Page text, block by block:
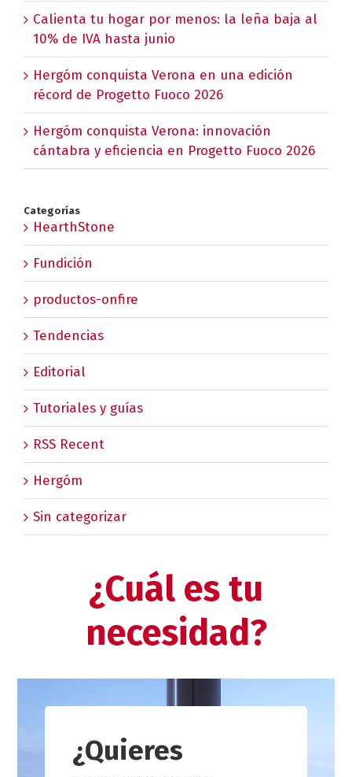
Calienta tu hogar por menos: la leña baja al
10% de IVA hasta junio
Hergóm conquista Verona en una edición
récord de Progetto Fuoco 2026
Hergóm conquista Verona: innovación
cántabra y eficiencia en Progetto Fuoco 2026
Categorías
HearthStone
Fundición
productos-onfire
Tendencias
Editorial
Tutoriales y guías
RSS Recent
Hergóm
Sin categorizar
¿Cuál es tu
necesidad?
¿Quieres